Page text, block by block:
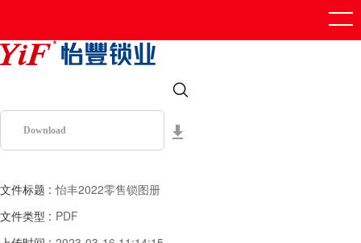
Download
文件标题 : 怡丰2022零售锁图册
文件类型 : PDF